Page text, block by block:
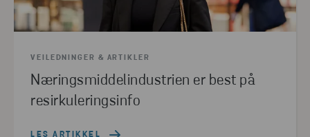
VEILEDNINGER & ARTIKLER
Næringsmiddelindustrien er best på
resirkuleringsinfo
LES ARTIKKEL